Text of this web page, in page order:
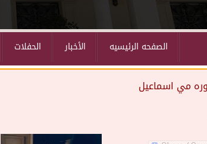
الحفلات الأخبار الصفحه الرئيسيه
مي اسماعيل